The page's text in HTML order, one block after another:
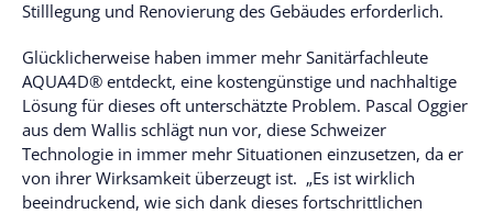
Stilllegung und Renovierung des Gebäudes erforderlich.
Glücklicherweise haben immer mehr Sanitärfachleute
AQUA4D® entdeckt, eine kostengünstige und nachhaltige
Lösung für dieses oft unterschätzte Problem. Pascal Oggier
aus dem Wallis schlägt nun vor, diese Schweizer
Technologie in immer mehr Situationen einzusetzen, da er
von ihrer Wirksamkeit überzeugt ist. „Es ist wirklich
beeindruckend, wie sich dank dieses fortschrittlichen